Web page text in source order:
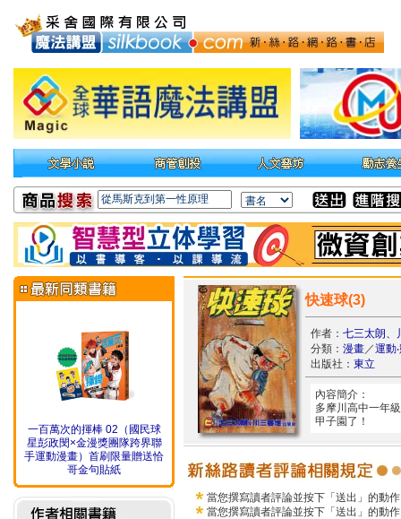
一百萬次的揮棒 02（國民球
星彭政閔×金漫獎團隊跨界聯
手運動漫畫）首刷限量贈送恰
哥金句貼紙
快速球(3)
作者： 七三太朗、
分類： 漫畫／運動
出版社： 東立
內容簡介：
多摩川高中一年
甲子園了！
當您撰寫讀者評論並按下「送出」的動
當您撰寫讀者評論並按下「送出」的動